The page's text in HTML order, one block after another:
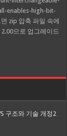
enables-high-bit-
zip 압축 파일 속에
으로 업그레이드
구조와 기술 개정2